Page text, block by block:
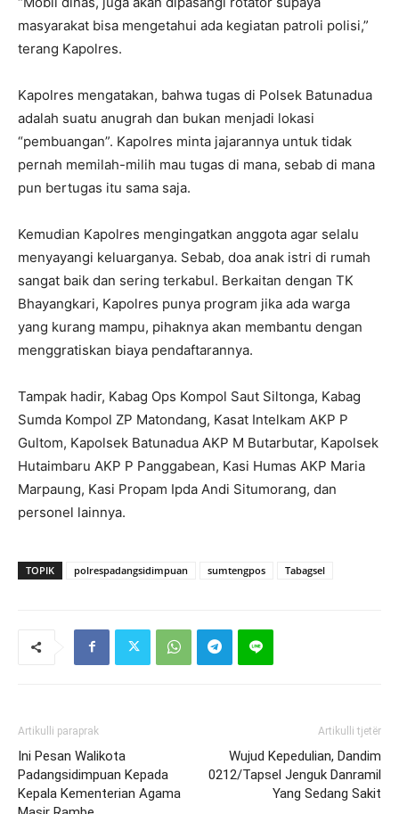
masyarakat bisa mengetahui ada kegiatan patroli polisi,”
terang Kapolres.
Kapolres mengatakan, bahwa tugas di Polsek Batunadua
adalah suatu anugrah dan bukan menjadi lokasi
“pembuangan”. Kapolres minta jajarannya untuk tidak
pernah memilah-milih mau tugas di mana, sebab di mana
pun bertugas itu sama saja.
Kemudian Kapolres mengingatkan anggota agar selalu
menyayangi keluarganya. Sebab, doa anak istri di rumah
sangat baik dan sering terkabul. Berkaitan dengan TK
Bhayangkari, Kapolres punya program jika ada warga
yang kurang mampu, pihaknya akan membantu dengan
menggratiskan biaya pendaftarannya.
Tampak hadir, Kabag Ops Kompol Saut Siltonga, Kabag
Sumda Kompol ZP Matondang, Kasat Intelkam AKP P
Gultom, Kapolsek Batunadua AKP M Butarbutar, Kapolsek
Hutaimbaru AKP P Panggabean, Kasi Humas AKP Maria
Marpaung, Kasi Propam Ipda Andi Situmorang, dan
personel lainnya.
TOPIK polrespadangsidimpuan sumtengpos Tabagsel
Artikulli paraprak
Ini Pesan Walikota
Padangsidimpuan Kepada
Kepala Kementerian Agama
Artikulli tjetër
Wujud Kepedulian, Dandim
0212/Tapsel Jenguk Danramil
Yang Sedang Sakit